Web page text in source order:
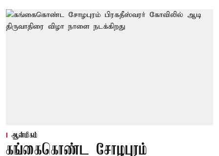
ஆன்மிகம்
கங்கைகொண்ட சோழபுரம்